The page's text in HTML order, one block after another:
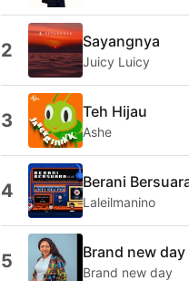
2 Sayangnya
Juicy Luicy
3 Teh Hijau
Ashe
4 Berani
Laleilmanino
5 Brand new day
Brand new day